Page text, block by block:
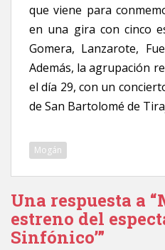
que viene para
en una gira con cinco
Gomera, Lanzarote,
Además, la agrupación
el día 29, con un
de San Bartolomé de
Mogán
Una respuesta a
estreno del
Sinfónico’”